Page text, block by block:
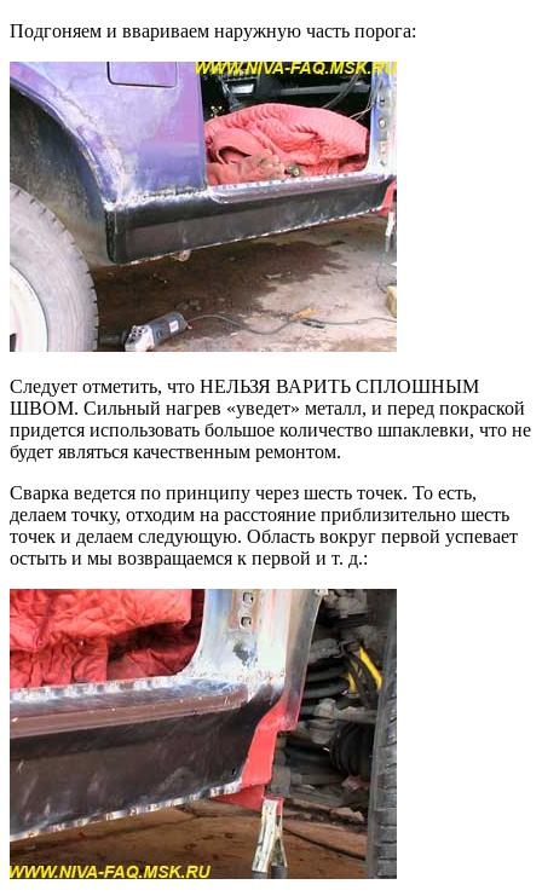
Подгоняем и ввариваем наружную часть порога:
Следует отметить, что НЕЛЬЗЯ ВАРИТЬ СПЛОШНЫМ
ШВОМ. Сильный нагрев «уведет» металл, и перед покраской
придется использовать большое количество шпаклевки, что не
будет являться качественным ремонтом.
Сварка ведется по принципу через шесть точек. То есть,
делаем точку, отходим на расстояние приблизительно шесть
точек и делаем следующую. Область вокруг первой успевает
остыть и мы возвращаемся к первой и т. д.: